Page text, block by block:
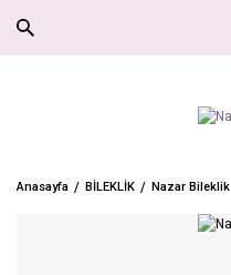
Anasayfa BİLEKLİK Nazar Bileklik